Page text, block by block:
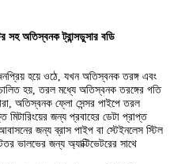
সহ অতিস্বনক ট্রান্সডুসার বডি
হয়ে ওঠে, যখন অতিস্বনক তরঙ্গ এবং
হয়, তরল মধ্যে অতিস্বনক তরঙ্গের গতি
অতিস্বনক ফ্লো সেন্সর পাইপে তরল
জন্য প্রবাহের ডেটা প্রাপ্ত
জন্য ব্রাস পাইপ বা স্টেইনলেস স্টিল
ভালভের জন্য অ্যাক্টিভেটরের সাথে